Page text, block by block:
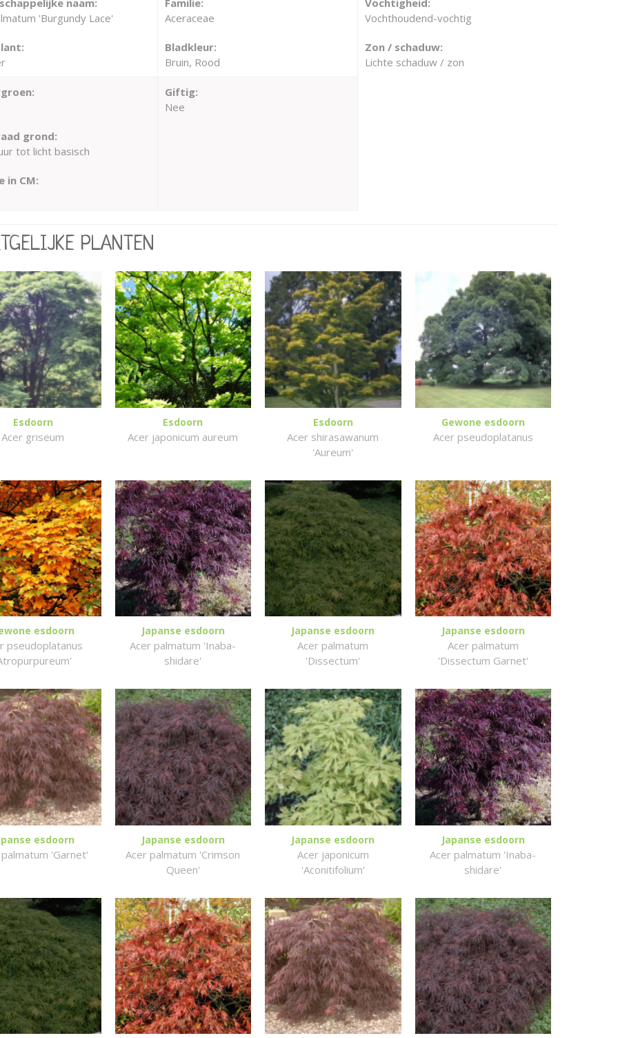
naam:
'Burgundy Lace'
Familie:
Aceraceae
Bladkleur:
Bruin, Rood
Vochtigheid:
Vochthoudend-vochtig
Zon / schaduw:
Lichte schaduw / zon
grond:
tot licht basisch
in CM:
Giftig:
Nee
PLANTEN
Esdoorn
Acer griseum
Esdoorn
Acer japonicum aureum
Esdoorn
Acer shirasawanum
'Aureum'
Gewone esdoorn
Acer pseudoplatanus
esdoorn
pseudoplatanus
Japanse esdoorn
Acer palmatum 'Inaba-
shidare'
Japanse esdoorn
Acer palmatum
'Dissectum'
Japanse esdoorn
Acer palmatum
'Dissectum Garnet'
esdoorn
'Garnet'
Japanse esdoorn
Acer palmatum 'Crimson
Queen'
Japanse esdoorn
Acer japonicum
'Aconitifolium'
Japanse esdoorn
Acer palmatum 'Inaba-
shidare'